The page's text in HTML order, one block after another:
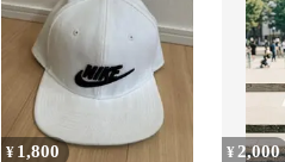
¥ 1,800 ¥ 2,000